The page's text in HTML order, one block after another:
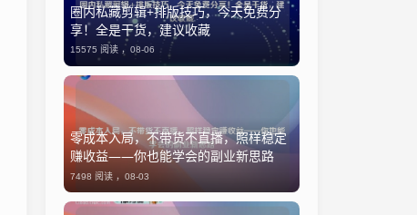
圈内私藏剪辑+排版技巧，今天免费分
享！全是干货，建议收藏
15575 阅读 ，08-06
零成本入局，不带货不直播，照样稳定
赚收益——你也能学会的副业新思路
7498 阅读 ，08-03